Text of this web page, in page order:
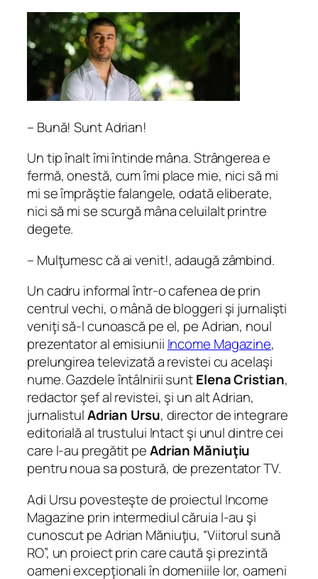
– Bună! Sunt Adrian!
Un tip înalt îmi întinde mâna. Strângerea e
fermă, onestă, cum îmi place mie, nici să mi
mi se împrăştie falangele, odată eliberate,
nici să mi se scurgă mâna celuilalt printre
degete.
– Mulţumesc că ai venit!, adaugă zâmbind.
Un cadru informal într-o cafenea de prin
centrul vechi, o mână de bloggeri şi jurnalişti
veniţi să-l cunoască pe el, pe Adrian, noul
prezentator al emisiunii Income Magazine,
prelungirea televizată a revistei cu acelaşi
nume. Gazdele întâlnirii suntElena Cristian,
redactor şef al revistei, şi un alt Adrian,
jurnalistulAdrian Ursu, director de integrare
editorială al trustului Intact şi unul dintre cei
care l-au pregătit peAdrian Măniuţiu
pentru noua sa postură, de prezentator TV.
Adi Ursu povesteşte de proiectul Income
Magazine prin intermediul căruia l-au şi
cunoscut pe Adrian Măniuţiu, “Viitorul sună
RO”, un proiect prin care caută şi prezintă
oameni excepţionali în domeniile lor, oameni